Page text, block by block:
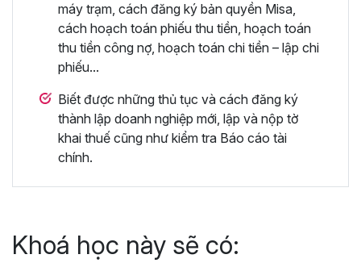
máy trạm, cách đăng ký bản quyền Misa,
cách hoạch toán phiếu thu tiền, hoạch toán
thu tiền công nợ, hoạch toán chi tiền – lập chi
phiếu...
Biết được những thủ tục và cách đăng ký
thành lập doanh nghiệp mới, lập và nộp tờ
khai thuế cũng như kiểm tra Báo cáo tài
chính.
Khoá học này sẽ có: